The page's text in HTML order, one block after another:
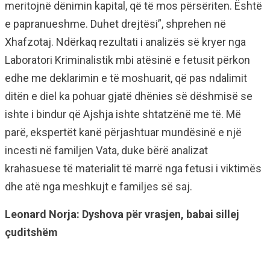
meritojnë dënimin kapital, që të mos përsëriten. Është
e papranueshme. Duhet drejtësi”, shprehen në
Xhafzotaj. Ndërkaq rezultati i analizës së kryer nga
Laboratori Kriminalistik mbi atësinë e fetusit përkon
edhe me deklarimin e të moshuarit, që pas ndalimit
ditën e diel ka pohuar gjatë dhënies së dëshmisë se
ishte i bindur që Ajshja ishte shtatzënë me të. Më
parë, ekspertët kanë përjashtuar mundësinë e një
incesti në familjen Vata, duke bërë analizat
krahasuese të materialit të marrë nga fetusi i viktimës
dhe atë nga meshkujt e familjes së saj.
Leonard Norja: Dyshova për vrasjen, babai sillej
çuditshëm